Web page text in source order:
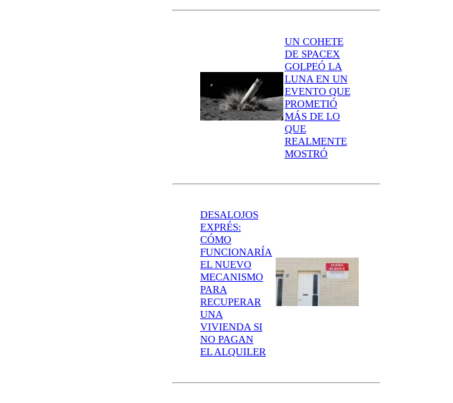
UN COHETE
DE SPACEX
GOLPEÓ LA
LUNA EN UN
EVENTO QUE
PROMETIÓ
MÁS DE LO
QUE
REALMENTE
MOSTRÓ
DESALOJOS
EXPRÉS:
CÓMO
FUNCIONARÍA
EL NUEVO
MECANISMO
PARA
RECUPERAR
UNA
VIVIENDA SI
NO PAGAN
EL ALQUILER